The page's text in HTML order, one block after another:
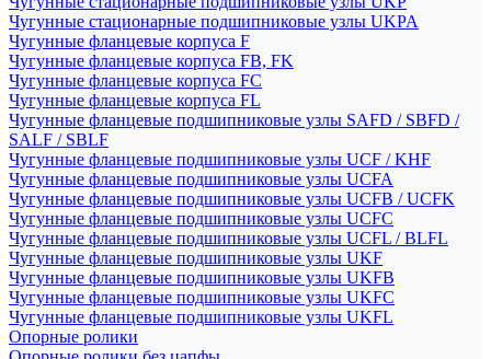
Чугунные стационарные подшипниковые узлы UKPA
Чугунные фланцевые корпуса F
Чугунные фланцевые корпуса FB, FK
Чугунные фланцевые корпуса FC
Чугунные фланцевые корпуса FL
Чугунные фланцевые подшипниковые узлы SAFD / SBFD /
SALF / SBLF
Чугунные фланцевые подшипниковые узлы UCF / KHF
Чугунные фланцевые подшипниковые узлы UCFA
Чугунные фланцевые подшипниковые узлы UCFB / UCFK
Чугунные фланцевые подшипниковые узлы UCFC
Чугунные фланцевые подшипниковые узлы UCFL / BLFL
Чугунные фланцевые подшипниковые узлы UKF
Чугунные фланцевые подшипниковые узлы UKFB
Чугунные фланцевые подшипниковые узлы UKFC
Чугунные фланцевые подшипниковые узлы UKFL
Опорные ролики